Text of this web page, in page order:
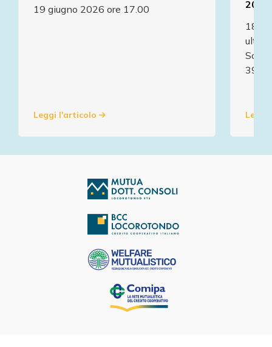
19 giugno 2026 ore 17.00
Leggi l'articolo
2026
18
Soci:
393